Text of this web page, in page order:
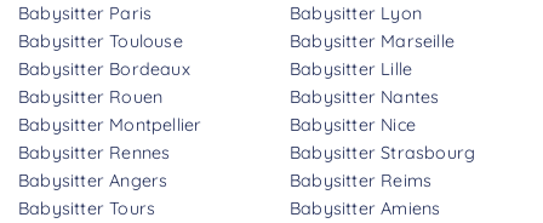
Babysitter Paris
Babysitter Lyon
Babysitter Toulouse
Babysitter Marseille
Babysitter Bordeaux
Babysitter Lille
Babysitter Rouen
Babysitter Nantes
Babysitter Montpellier
Babysitter Nice
Babysitter Rennes
Babysitter Strasbourg
Babysitter Angers
Babysitter Reims
Babysitter Tours
Babysitter Amiens